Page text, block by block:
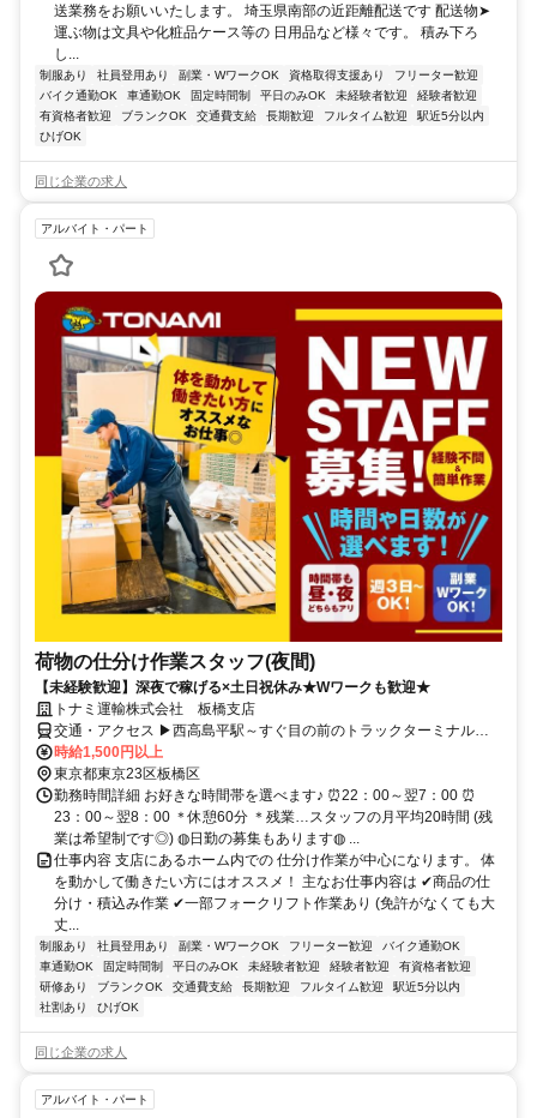
送業務をお願いいたします。 埼玉県南部の近距離配送です 配送物➤
運ぶ物は文具や化粧品ケース等の 日用品など様々です。 積み下ろ
し...
制服あり 社員登用あり 副業・WワークOK 資格取得支援あり
フリーター歓迎
バイク通勤OK
車通勤OK 固定時間制 平日のみOK 未経験者歓迎
経験者歓迎
有資格者歓迎
ブランクOK 交通費支給 長期歓迎 フルタイム歓迎
駅近5分以内
ひげOK
同じ企業の求人
アルバイト・パート
荷物の仕分け作業スタッフ(夜間)
【未経験歓迎】深夜で稼げる×土日祝休み★Wワークも歓迎★
トナミ運輸株式会社 板橋支店
交通・アクセス ▶西高島平駅～すぐ目の前のトラックターミナル内
にあります ▶車通勤もバイク通勤も電車通勤もOK！
時給1,500円以上
東京都東京23区板橋区
勤務時間詳細 お好きな時間帯を選べます♪ ⏰22：00～翌7：00 ⏰
23：00～翌8：00 ＊休憩60分 ＊残業…スタッフの月平均20時間 (残
業は希望制です◎) ◍日勤の募集もあります◍ ...
仕事内容 支店にあるホーム内での 仕分け作業が中心になります。 体
を動かして働きたい方にはオススメ！ 主なお仕事内容は ✔商品の仕
分け・積込み作業 ✔一部フォークリフト作業あり (免許がなくても大
丈...
制服あり 社員登用あり 副業・WワークOK フリーター歓迎
バイク通勤OK
車通勤OK
固定時間制 平日のみOK 未経験者歓迎 経験者歓迎
有資格者歓迎
研修あり
ブランクOK 交通費支給 長期歓迎 フルタイム歓迎
駅近5分以内
社割あり
ひげOK
同じ企業の求人
アルバイト・パート